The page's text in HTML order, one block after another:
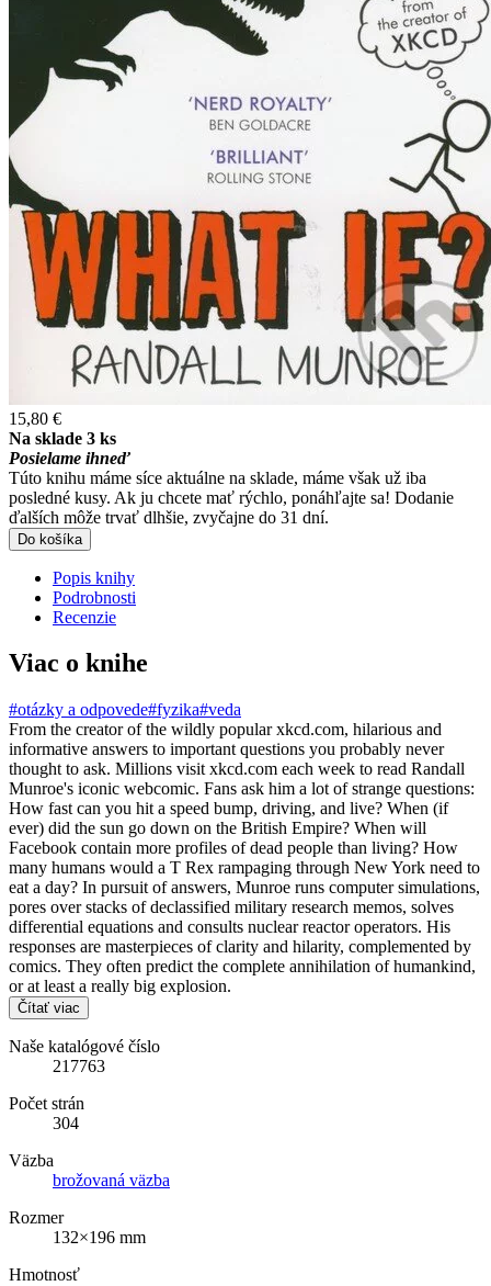
15,80 €
Na sklade 3 ks
Posielame ihneď
Túto knihu máme síce aktuálne na sklade, máme však už iba
posledné kusy. Ak ju chcete mať rýchlo, ponáhľajte sa! Dodanie
ďalších môže trvať dlhšie, zvyčajne do 31 dní.
Do košíka
Popis knihy
Podrobnosti
Recenzie
Viac o knihe
#otázky a odpovede#fyzika#veda
From the creator of the wildly popular xkcd.com, hilarious and
informative answers to important questions you probably never
thought to ask. Millions visit xkcd.com each week to read Randall
Munroe's iconic webcomic. Fans ask him a lot of strange questions:
How fast can you hit a speed bump, driving, and live? When (if
ever) did the sun go down on the British Empire? When will
Facebook contain more profiles of dead people than living? How
many humans would a T Rex rampaging through New York need to
eat a day? In pursuit of answers, Munroe runs computer simulations,
pores over stacks of declassified military research memos, solves
differential equations and consults nuclear reactor operators. His
responses are masterpieces of clarity and hilarity, complemented by
comics. They often predict the complete annihilation of humankind,
or at least a really big explosion.
Čítať viac
Naše katalógové číslo
217763
Počet strán
304
Väzba
brožovaná väzba
Rozmer
132×196 mm
Hmotnosť